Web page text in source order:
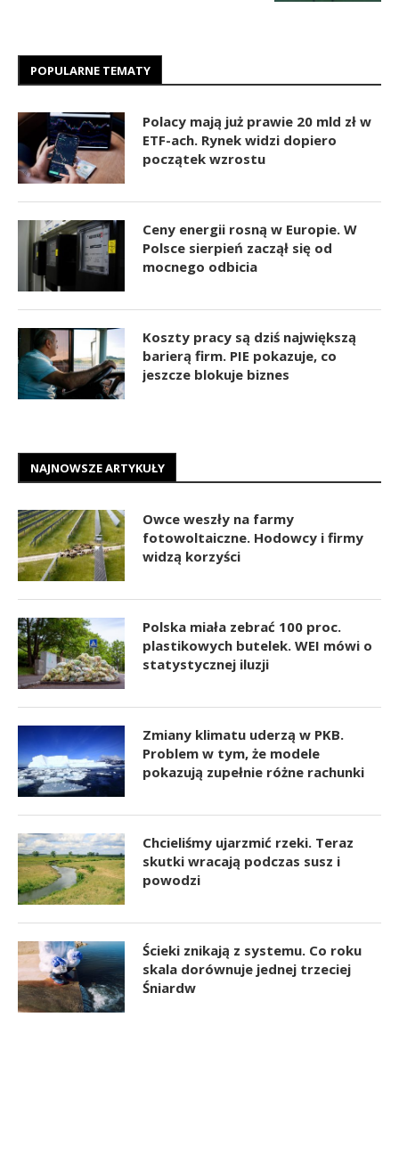
POPULARNE TEMATY
Polacy mają już prawie 20 mld zł w
ETF-ach. Rynek widzi dopiero
początek wzrostu
Ceny energii rosną w Europie. W
Polsce sierpień zaczął się od
mocnego odbicia
Koszty pracy są dziś największą
barierą firm. PIE pokazuje, co
jeszcze blokuje biznes
NAJNOWSZE ARTYKUŁY
Owce weszły na farmy
fotowoltaiczne. Hodowcy i firmy
widzą korzyści
Polska miała zebrać 100 proc.
plastikowych butelek. WEI mówi o
statystycznej iluzji
Zmiany klimatu uderzą w PKB.
Problem w tym, że modele
pokazują zupełnie różne rachunki
Chcieliśmy ujarzmić rzeki. Teraz
skutki wracają podczas susz i
powodzi
Ścieki znikają z systemu. Co roku
skala dorównuje jednej trzeciej
Śniardw